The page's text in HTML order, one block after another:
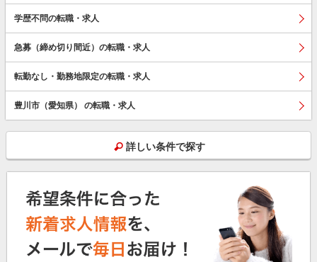
学歴不問の転職・求人
急募（締め切り間近）の転職・求人
転勤なし・勤務地限定の転職・求人
豊川市（愛知県） の転職・求人
詳しい条件で探す